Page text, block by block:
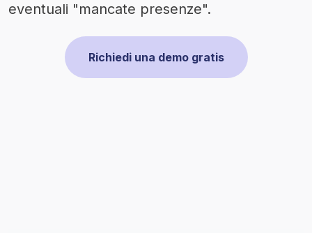
eventuali "mancate presenze".
Richiedi una demo gratis